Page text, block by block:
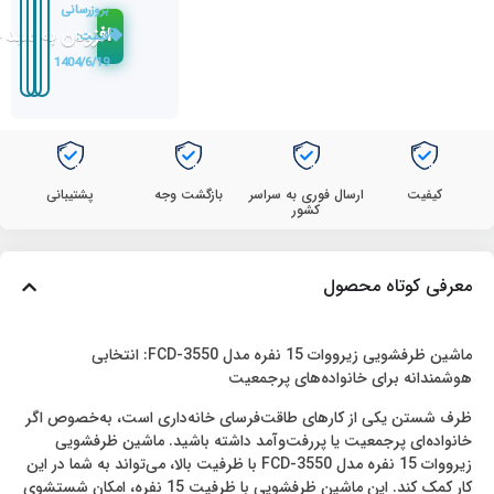
افزودن به
بروزرسانی
قیمت:
1404/6/19
کیفیت ارسال فوری به سراسر
کشور
بازگشت وجه پشتیبانی
معرفی کوتاه محصول
ماشین ظرفشویی زیرووات 15 نفره مدل FCD-3550: انتخابی
هوشمندانه برای خانواده‌های پرجمعیت
ظرف شستن یکی از کارهای طاقت‌فرسای خانه‌داری است، به‌خصوص اگر
خانواده‌ای پرجمعیت یا پررفت‌وآمد داشته باشید. ماشین ظرفشویی
زیرووات 15 نفره مدل FCD-3550 با ظرفیت بالا، می‌تواند به شما در این
کار کمک کند. این ماشین ظرفشویی با ظرفیت 15 نفره، امکان شستشوی